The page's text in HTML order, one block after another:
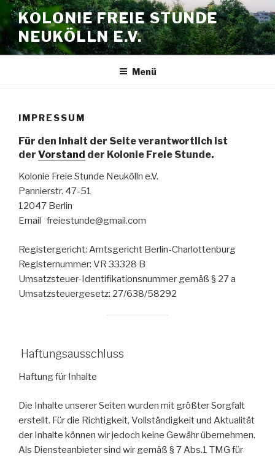
Zum
Inhalt
springen
KOLONIE FREIE STUNDE
NEUKÖLLN E.V.
Menü
IMPRESSUM
Für den Inhalt der Seite verantwortlich ist
der Vorstand der Kolonie Freie Stunde.
Kolonie Freie Stunde Neukölln e.V.
Pannierstr. 47-51
12047 Berlin
Email freiestunde@gmail.com
Registergericht: Amtsgericht Berlin-Charlottenburg
Registernummer: VR 33328 B
Umsatzsteuer-Identifikationsnummer gemäß § 27 a
Umsatzsteuergesetz: 27/638/58292
Haftungsausschluss
Haftung für Inhalte
Die Inhalte unserer Seiten wurden mit größter Sorgfalt
erstellt. Für die Richtigkeit, Vollständigkeit und Aktualität
der Inhalte können wir jedoch keine Gewähr übernehmen.
Als Diensteanbieter sind wir gemäß § 7 Abs.1 TMG für